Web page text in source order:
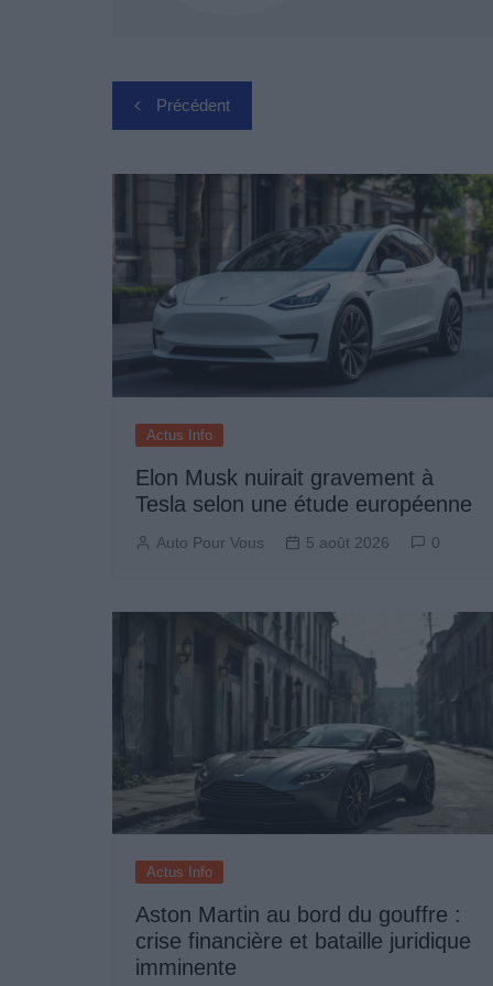
Navigation
de
l’article
Précédent
Actus Info
Elon Musk nuirait gravement à
Tesla selon une étude européenne
Auto Pour Vous 5 août 2026 0
Actus Info
Aston Martin au bord du gouffre :
crise financière et bataille juridique
imminente